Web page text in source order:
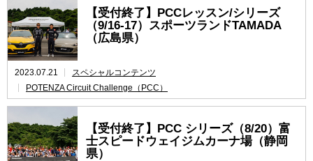
【受付終了】PCCレッスン/シリーズ
（9/16-17）スポーツランドTAMADA
（広島県）
2023.07.21
スペシャルコンテンツ
POTENZA Circuit Challenge（PCC）
【受付終了】PCC シリーズ（8/20）富
士スピードウェイジムカーナ場（静岡
県）